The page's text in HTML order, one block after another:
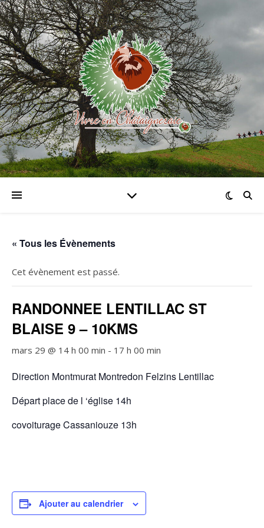
« Tous les Évènements
Cet évènement est passé.
RANDONNEE LENTILLAC ST
BLAISE 9 – 10KMS
mars 29 @ 14 h 00 min - 17 h 00 min
Direction Montmurat Montredon Felzins Lentillac
Départ place de l ‘église 14h
covoiturage Cassaniouze 13h
Ajouter au calendrier